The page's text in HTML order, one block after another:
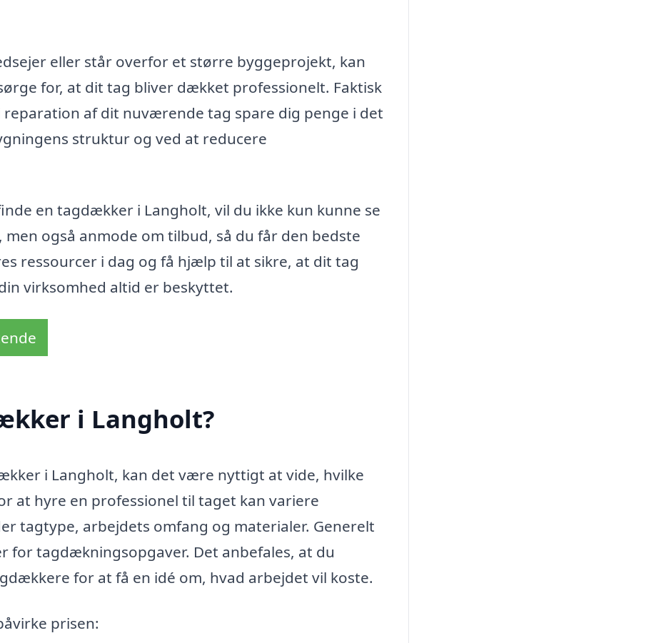
eller står overfor et større byggeprojekt, kan
for, at dit tag bliver dækket professionelt. Faktisk
af dit nuværende tag spare dig penge i det
struktur og ved at reducere
en tagdækker i Langholt, vil du ikke kun kunne se
også anmode om tilbud, så du får den bedste
ressourcer i dag og få hjælp til at sikre, at dit tag
virksomhed altid er beskyttet.
i Langholt?
i Langholt, kan det være nyttigt at vide, hvilke
at hyre en professionel til taget kan variere
tagtype, arbejdets omfang og materialer. Generelt
for tagdækningsopgaver. Det anbefales, at du
for at få en idé om, hvad arbejdet vil koste.
prisen: